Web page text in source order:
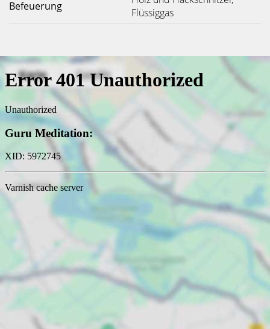
Befeuerung
Flüssiggas